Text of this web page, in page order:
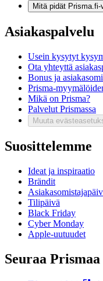
Mitä pidät
Asiakaspalvelu
Usein kysytyt
Ota yhteyttä
Bonus ja
Prisma-
Mikä on Prisma?
Palvelut Prismassa
Muuta
Suosittelemme
Ideat ja inspiraatio
Brändit
Tilipäivä
Black Friday
Cyber Monday
Apple-uutuudet
Seuraa Prismaa